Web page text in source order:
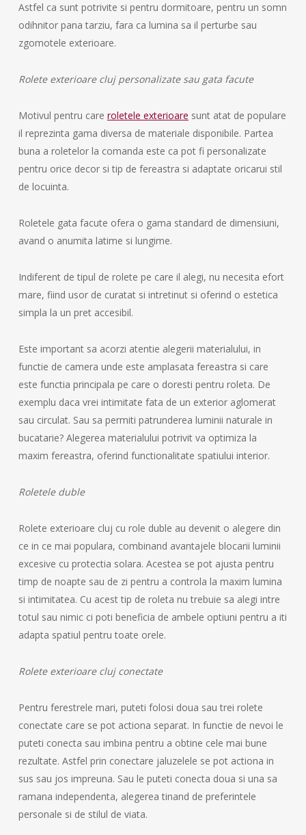
Astfel ca sunt potrivite si pentru dormitoare, pentru un somn
odihnitor pana tarziu, fara ca lumina sa il perturbe sau
zgomotele exterioare.
Rolete exterioare cluj personalizate sau gata facute
Motivul pentru care roletele exterioare sunt atat de populare
il reprezinta gama diversa de materiale disponibile. Partea
buna a roletelor la comanda este ca pot fi personalizate
pentru orice decor si tip de fereastra si adaptate oricarui stil
de locuinta.
Roletele gata facute ofera o gama standard de dimensiuni,
avand o anumita latime si lungime.
Indiferent de tipul de rolete pe care il alegi, nu necesita efort
mare, fiind usor de curatat si intretinut si oferind o estetica
simpla la un pret accesibil.
Este important sa acorzi atentie alegerii materialului, in
functie de camera unde este amplasata fereastra si care
este functia principala pe care o doresti pentru roleta. De
exemplu daca vrei intimitate fata de un exterior aglomerat
sau circulat. Sau sa permiti patrunderea luminii naturale in
bucatarie? Alegerea materialului potrivit va optimiza la
maxim fereastra, oferind functionalitate spatiului interior.
Roletele duble
Rolete exterioare cluj cu role duble au devenit o alegere din
ce in ce mai populara, combinand avantajele blocarii luminii
excesive cu protectia solara. Acestea se pot ajusta pentru
timp de noapte sau de zi pentru a controla la maxim lumina
si intimitatea. Cu acest tip de roleta nu trebuie sa alegi intre
totul sau nimic ci poti beneficia de ambele optiuni pentru a iti
adapta spatiul pentru toate orele.
Rolete exterioare cluj conectate
Pentru ferestrele mari, puteti folosi doua sau trei rolete
conectate care se pot actiona separat. In functie de nevoi le
puteti conecta sau imbina pentru a obtine cele mai bune
rezultate. Astfel prin conectare jaluzelele se pot actiona in
sus sau jos impreuna. Sau le puteti conecta doua si una sa
ramana independenta, alegerea tinand de preferintele
personale si de stilul de viata.